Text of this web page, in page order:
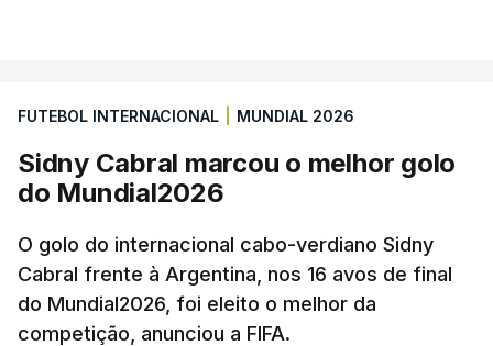
FUTEBOL INTERNACIONAL MUNDIAL 2026
Sidny Cabral marcou o melhor golo
do Mundial2026
O golo do internacional cabo-verdiano Sidny
Cabral frente à Argentina, nos 16 avos de final
do Mundial2026, foi eleito o melhor da
competição, anunciou a FIFA.